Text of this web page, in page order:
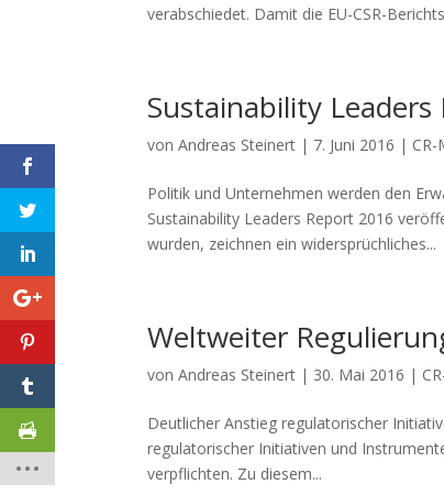
verabschiedet. Damit die EU-CSR-
Sustainability
vonAndreas Steinert | 7. Juni 2016 |
Politik und Unternehmen werden den
Sustainability Leaders Report 2016
wurden, zeichnen ein widersprüchliches...
Weltweiter
vonAndreas Steinert | 30. Mai 2016 |
Deutlicher Anstieg regulatorischer
regulatorischer Initiativen und
verpflichten. Zu diesem...